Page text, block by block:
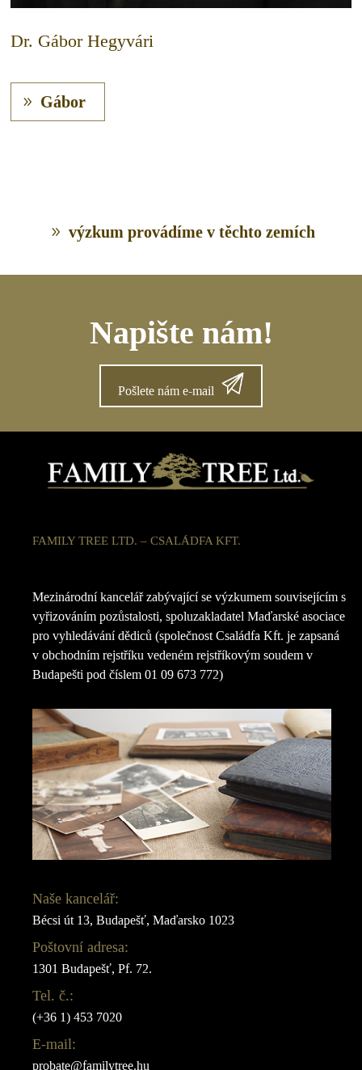
Dr. Gábor Hegyvári
Gábor
výzkum provádíme v těchto zemích
Napište nám!
Pošlete nám e-mail
FAMILY TREE LTD. – CSALÁDFA KFT.
Mezinárodní kancelář zabývající se výzkumem souvisejícím s
vyřizováním pozůstalosti, spoluzakladatel Maďarské asociace
pro vyhledávání dědiců (společnost Családfa Kft. je zapsaná
v obchodním rejstříku vedeném rejstříkovým soudem v
Budapešti pod číslem 01 09 673 772)
Naše kancelář:
Bécsi út 13, Budapešť, Maďarsko 1023
Poštovní adresa:
1301 Budapešť, Pf. 72.
Tel. č.:
(+36 1) 453 7020
E-mail:
probate@familytree.hu